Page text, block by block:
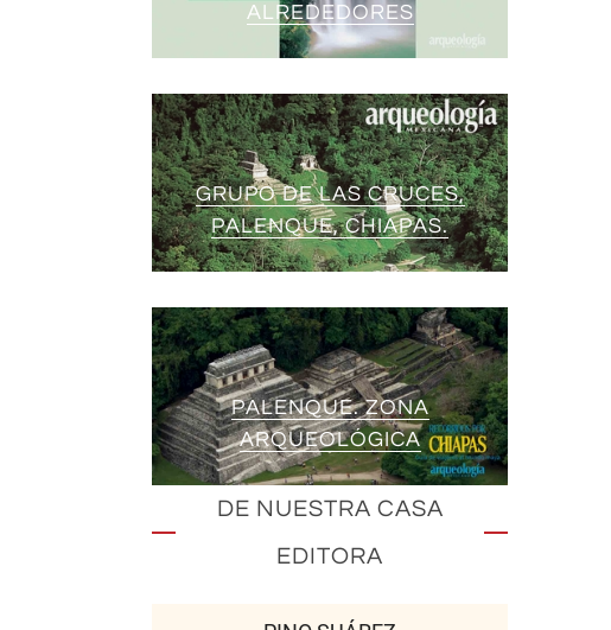
ALREDEDORES
GRUPO DE LAS CRUCES,
PALENQUE, CHIAPAS.
PALENQUE. ZONA
ARQUEOLÓGICA
DE NUESTRA CASA
EDITORA